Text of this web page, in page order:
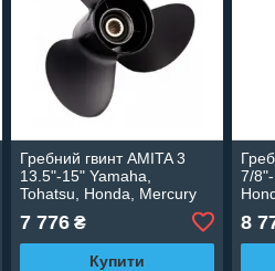
Гребний гвинт AMITA 3
13.5"-15" Yamaha,
Tohatsu, Honda, Mercury
7 776₴
Купити
7/
8